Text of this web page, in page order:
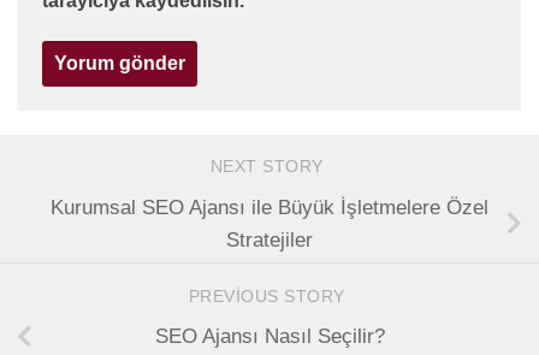
NEXT STORY
Kurumsal SEO Ajansı ile Büyük İşletmelere Özel
Stratejiler
PREVIOUS STORY
SEO Ajansı Nasıl Seçilir?